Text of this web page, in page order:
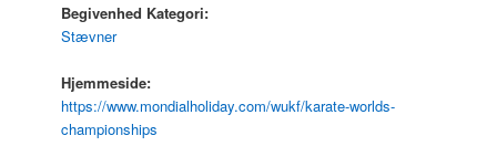
Begivenhed Kategori:
Stævner
Hjemmeside:
https://www.mondialholiday.com/wukf/karate-worlds-
championships